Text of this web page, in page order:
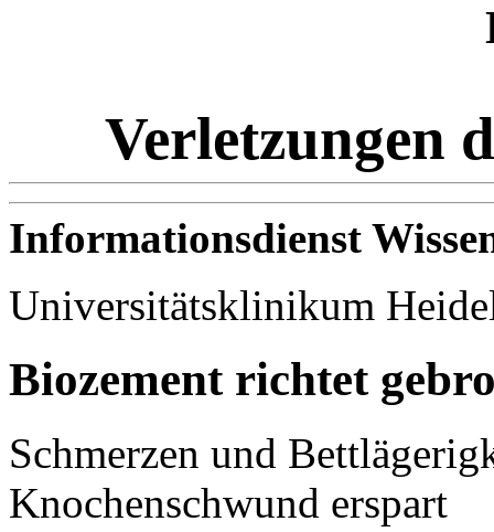
Verletzungen
Informationsdienst
Universitätsklinikum
Biozement richtet
Schmerzen und
Knochenschwund erspart